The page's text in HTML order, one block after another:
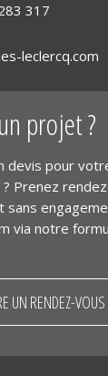
317
leclercq.com
projet ?
devis pour
Prenez
via notre
UN RENDEZ-VOUS